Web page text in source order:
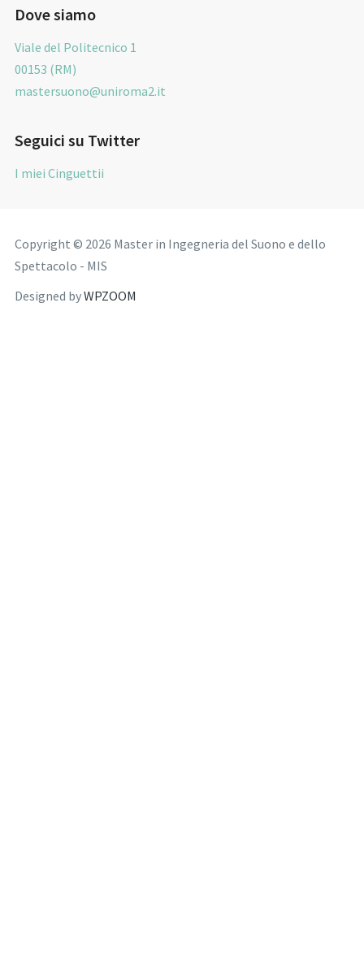
Dove siamo
Viale del Politecnico 1
00153 (RM)
mastersuono@uniroma2.it
Seguici su Twitter
I miei Cinguettii
Copyright © 2026 Master in Ingegneria del Suono e dello
Spettacolo - MIS
Designed byWPZOOM